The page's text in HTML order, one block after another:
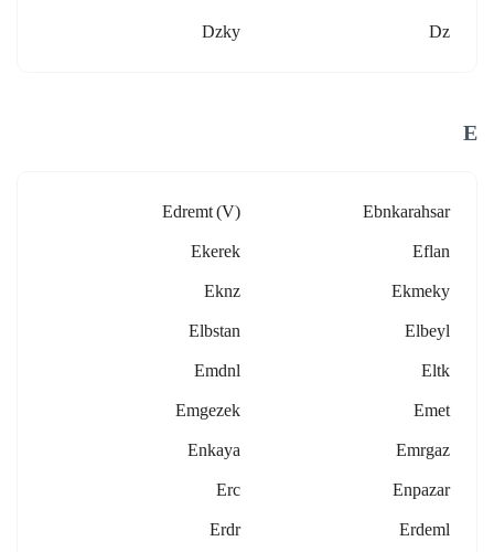
Dz
Dzky
E
Ebnkarahsar
Edremt (v)
Eflan
Ekerek
Ekmeky
Eknz
Elbeyl
Elbstan
Eltk
Emdnl
Emet
Emgezek
Emrgaz
Enkaya
Enpazar
Erc
Erdeml
Erdr